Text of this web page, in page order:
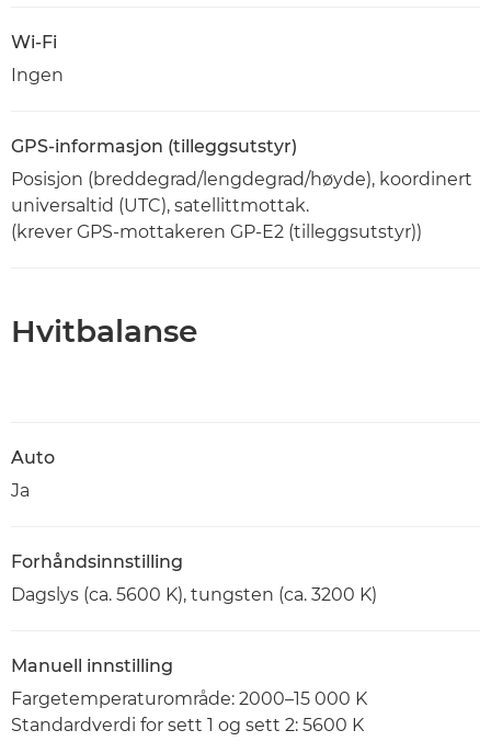
Wi-Fi
Ingen
GPS-informasjon (tilleggsutstyr)
Posisjon (breddegrad/lengdegrad/høyde), koordinert
universaltid (UTC), satellittmottak.
(krever GPS-mottakeren GP-E2 (tilleggsutstyr))
Hvitbalanse
Auto
Ja
Forhåndsinnstilling
Dagslys (ca. 5600 K), tungsten (ca. 3200 K)
Manuell innstilling
Fargetemperaturområde: 2000–15 000 K
Standardverdi for sett 1 og sett 2: 5600 K